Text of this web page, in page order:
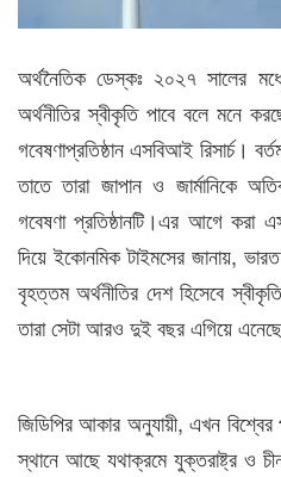
অর্থনৈতিক ডেস্কঃ ২০২৭ সালের
অর্থনীতির স্বীকৃতি পাবে বলে মনে
গবেষণাপ্রতিষ্ঠান এসবিআই রিসার্চ।
তাতে তারা জাপান ও জার্মানিকে
গবেষণা প্রতিষ্ঠানটি।এর আগে করা
দিয়ে ইকোনমিক টাইমসের জানায়,
বৃহত্তম অর্থনীতির দেশ হিসেবে
তারা সেটা আরও দুই বছর এগিয়ে
জিডিপির আকার অনুযায়ী, এখন
স্থানে আছে যথাক্রমে যুক্তরাষ্ট্র ও